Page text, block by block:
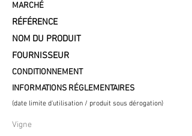
MARCHÉ
RÉFÉRENCE
NOM DU PRODUIT
FOURNISSEUR
CONDITIONNEMENT
INFORMATIONS RÉGLEMENTAIRES
(date limite d'utilisation / produit sous dérogation)
Vigne